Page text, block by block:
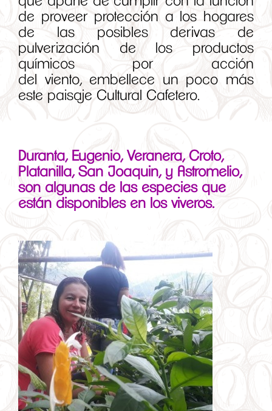
de proveer protección a los hogares
de las posibles derivas de
pulverización de los productos
químicos por acción
del viento, embellece un poco más
este paisaje Cultural Cafetero.
Duranta, Eugenio, Veranera, Croto,
Platanilla, San Joaquin, y Astromelio,
son algunas de las especies que
están disponibles en los viveros.